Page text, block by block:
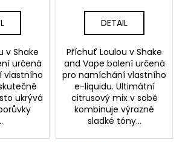
v Shake
určená
vlastního
ukrývá
DETAIL
Příchuť Loulou v Shake
and Vape balení určená
pro namíchání vlastního
e-liquidu. Ultimátní
citrusový mix v sobě
kombinuje výrazné
sladké tóny...